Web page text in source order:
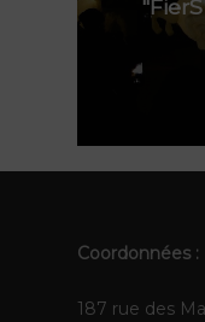
Coordonnées :
187 rue des